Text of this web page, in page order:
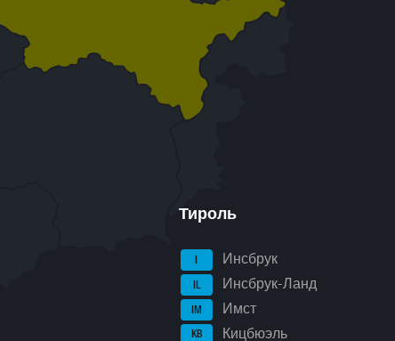
Тироль
I Инсбрук
IL Инсбрук-Ланд
IM Имст
KB Кицбюэль